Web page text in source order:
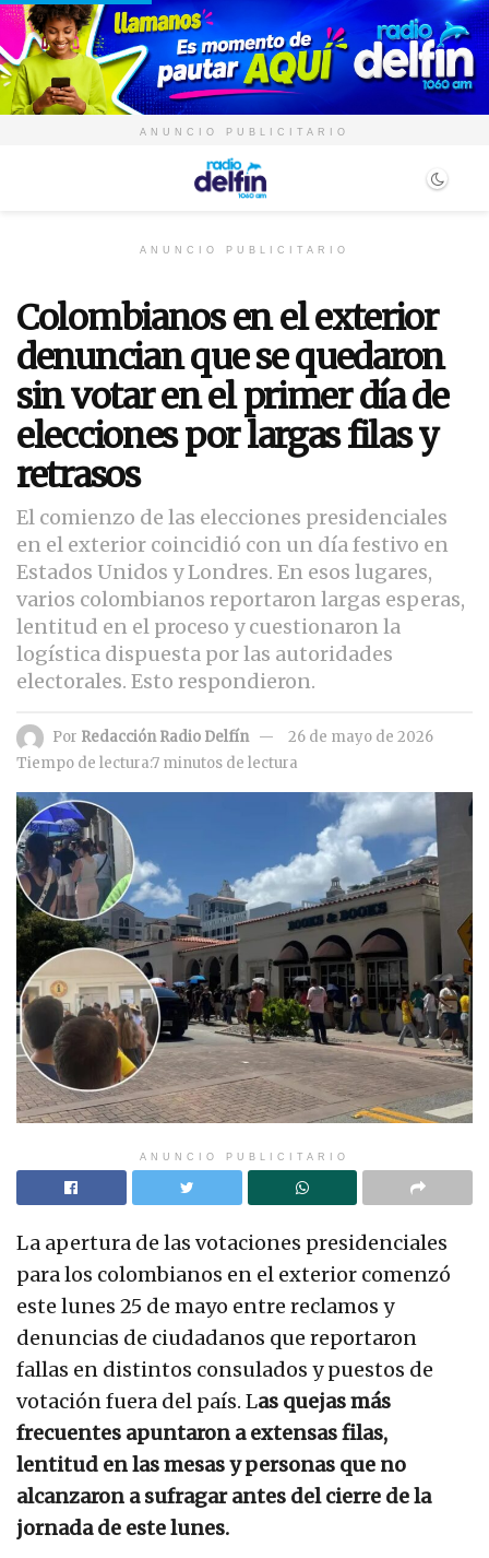
ANUNCIO PUBLICITARIO
ANUNCIO PUBLICITARIO
Colombianos en el exterior
denuncian que se quedaron
sin votar en el primer día de
elecciones por largas filas y
retrasos
El comienzo de las elecciones presidenciales
en el exterior coincidió con un día festivo en
Estados Unidos y Londres. En esos lugares,
varios colombianos reportaron largas esperas,
lentitud en el proceso y cuestionaron la
logística dispuesta por las autoridades
electorales. Esto respondieron.
Por Redacción Radio Delfín
26 de mayo de 2026
Tiempo de lectura:7 minutos de lectura
ANUNCIO PUBLICITARIO
La apertura de las votaciones presidenciales
para los colombianos en el exterior comenzó
este lunes 25 de mayo entre reclamos y
denuncias de ciudadanos que reportaron
fallas en distintos consulados y puestos de
votación fuera del país. Las quejas más
frecuentes apuntaron a extensas filas,
lentitud en las mesas y personas que no
alcanzaron a sufragar antes del cierre de la
jornada de este lunes.